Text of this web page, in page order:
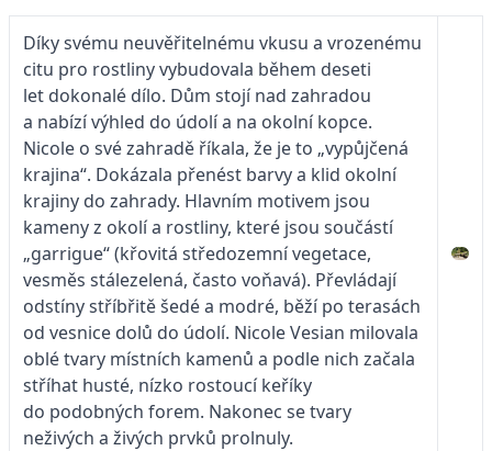
Díky svému neuvěřitelnému vkusu a vrozenému
citu pro rostliny vybudovala během deseti
let dokonalé dílo. Dům stojí nad zahradou
a nabízí výhled do údolí a na okolní kopce.
Nicole o své zahradě říkala, že je to „vypůjčená
krajina“. Dokázala přenést barvy a klid okolní
krajiny do zahrady. Hlavním motivem jsou
kameny z okolí a rostliny, které jsou součástí
„garrigue“ (křovitá středozemní vegetace,
vesměs stálezelená, často voňavá). Převládají
odstíny stříbřitě šedé a modré, běží po terasách
od vesnice dolů do údolí. Nicole Vesian milovala
oblé tvary místních kamenů a podle nich začala
stříhat husté, nízko rostoucí keříky
do podobných forem. Nakonec se tvary
neživých a živých prvků prolnuly.